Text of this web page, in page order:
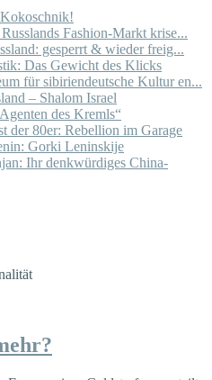
Fashion-Markt krise...
gesperrt & wieder freig...
Das Gewicht des Klicks
für sibiriendeutsche Kultur en...
– Shalom Israel
des Kremls“
der 80er: Rebellion im Garage
Gorki Leninskije
Ihr denkwürdiges China-